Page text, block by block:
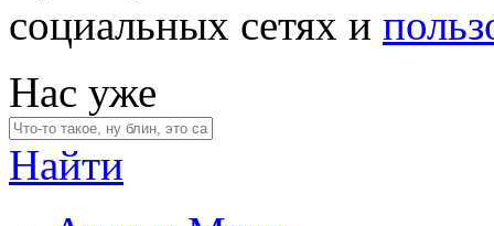
социальных сетях и
Нас уже
Найти